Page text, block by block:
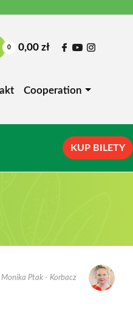
0 0,00 zł
Cooperation
KUP BILETY
Monika Ptak - Korbacz